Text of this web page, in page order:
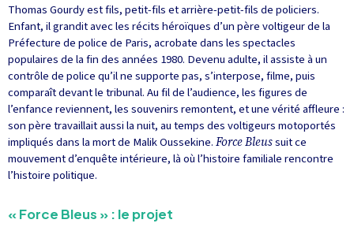
Thomas Gourdy est fils, petit-fils et arrière-petit-fils de policiers.
Enfant, il grandit avec les récits héroïques d’un père voltigeur de la
Préfecture de police de Paris, acrobate dans les spectacles
populaires de la fin des années 1980. Devenu adulte, il assiste à un
contrôle de police qu’il ne supporte pas, s’interpose, filme, puis
comparaît devant le tribunal. Au fil de l’audience, les figures de
l’enfance reviennent, les souvenirs remontent, et une vérité affleure :
son père travaillait aussi la nuit, au temps des voltigeurs motoportés
impliqués dans la mort de Malik Oussekine. Force Bleussuit ce
mouvement d’enquête intérieure, là où l’histoire familiale rencontre
l’histoire politique.
« Force Bleus » : le projet